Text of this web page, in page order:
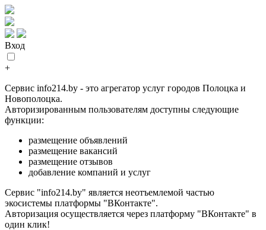
Вход
+
Сервис info214.by - это агрегатор услуг городов Полоцка и
Новополоцка.
Авторизированным пользователям доступны следующие
функции:
размещение объявлений
размещение вакансий
размещение отзывов
добавление компаний и услуг
Сервис "info214.by" является неотъемлемой частью
экосистемы платформы "ВКонтакте".
Авторизация осуществляется через платформу "ВКонтакте" в
один клик!